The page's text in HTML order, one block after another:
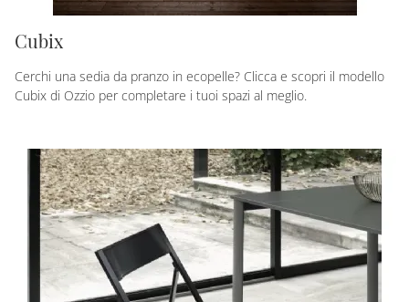
Cubix
Cerchi una sedia da pranzo in ecopelle? Clicca e scopri il modello
Cubix di Ozzio per completare i tuoi spazi al meglio.